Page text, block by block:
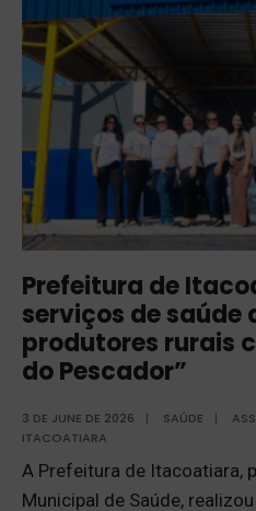
Prefeitura de
serviços de saúde
produtores rurais
do Pescador”
3 DE JUNE DE 2026 | SAÚDE |
ITACOATIARA
A Prefeitura de Itacoatiara,
Municipal de Saúde,